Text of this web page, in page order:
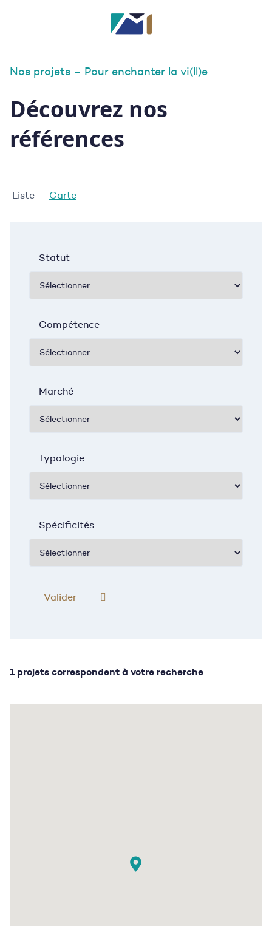
Nos projets – Pour enchanter la vi(ll)e
Découvrez nos
références
Liste Carte
Statut
Compétence
Marché
Typologie
Spécificités
1 projets correspondent à votre recherche